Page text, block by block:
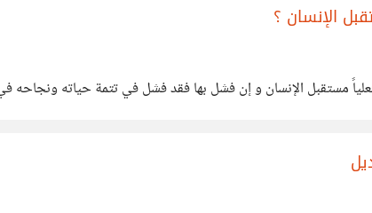
الإنسان ؟
مستقبل الإنسان و إن فشل بها فقد فشل في تتمة حياته ونجاحه